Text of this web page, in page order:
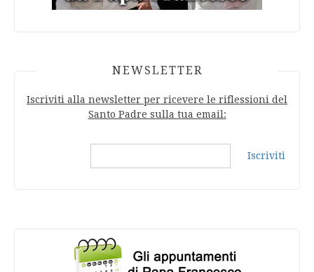
NEWSLETTER
Iscriviti alla newsletter per ricevere le riflessioni del
Santo Padre sulla tua email:
Iscriviti